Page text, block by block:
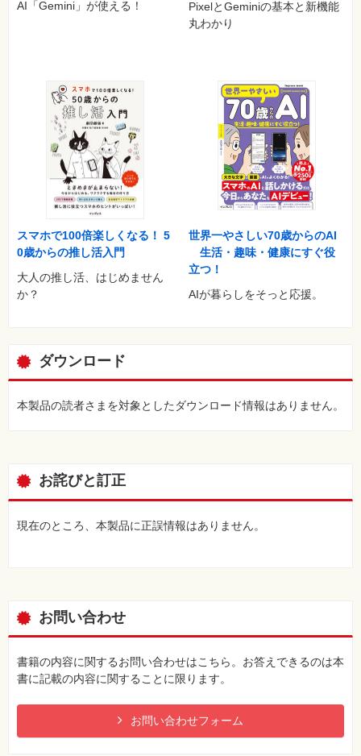
ときに気をつけるポイントは？
Wi-Fiって使った方がいいの？／［コラム］テザリング
シャレな写真をみんなに見せよう♪
Facebookで友達の輪を広げよう！／140文字でつぶやける
Twitterで情報収集
［コラム］プライバシー
●第5章 iPhoneでちょっと差がつく写真テクを伝授♪
写真を素敵に加工できるアプリをこっそり伝授♪／写真撮影にあ
ると便利なイチ押しグッズを公開！
もっと写真をステキに撮りたい！ インスタで使える撮影テク♪／
撮った写真はフォトブックにするのがいまのキブン♪
●巻末付録 iPhoneを買ったら入れたい！ 最新おすすめアプリ
AI「Gemini」が使える！
PixelとGeminiの基本と新機能
丸わかり
スマホで100倍楽しくなる！ 5
0歳からの推し活入門
大人の推し活、はじめません
か？
世界一やさしい70歳からのAI
生活・趣味・健康にすぐ役
立つ！
AIが暮らしをそっと応援。
ダウンロード
本製品の読者さまを対象としたダウンロード情報はありません。
お詫びと訂正
現在のところ、本製品に正誤情報はありません。
お問い合わせ
書籍の内容に関するお問い合わせはこちら。お答えできるのは本
書に記載の内容に関することに限ります。
お問い合わせフォーム